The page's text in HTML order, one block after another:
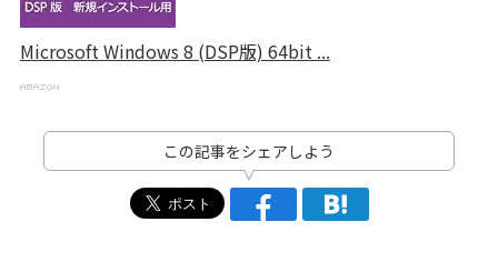
Microsoft Windows 8 (DSP版) 64bit ...
この記事をシェアしよう